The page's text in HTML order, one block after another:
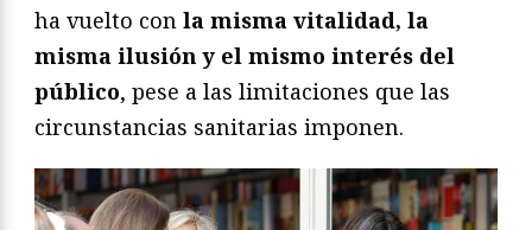
ha vuelto con la misma vitalidad, la
misma ilusión y el mismo interés del
público, pese a las limitaciones que las
circunstancias sanitarias imponen.